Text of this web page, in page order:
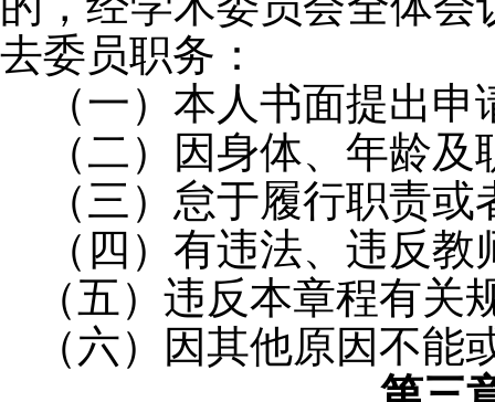
去委员职务：
（一）本人书面提出
（二）因身体、年龄
（三）怠于履行职责
（四）有违法、违反
（五）违反本章程有关
（六）因其他原因不